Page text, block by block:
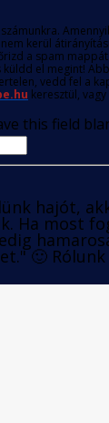
kerül
a spam
el megint!
vedd fel a
keresztül,
this field
hajót,
Ha most
🙂